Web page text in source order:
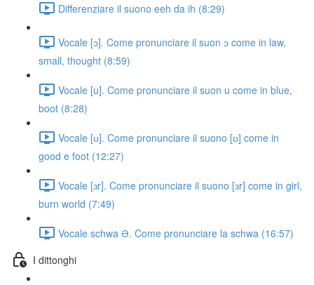
Differenziare il suono eeh da ih (8:29)
Vocale [ɔ]. Come pronunciare il suon ɔ come in law,
small, thought (8:59)
Vocale [u]. Come pronunciare il suon u come in blue,
boot (8:28)
Vocale [ʊ]. Come pronunciare il suono [ʊ] come in
good e foot (12:27)
Vocale [ɜr]. Come pronunciare il suono [ɜr] come in girl,
burn world (7:49)
Vocale schwa Ə. Come pronunciare la schwa (16:57)
I dittonghi